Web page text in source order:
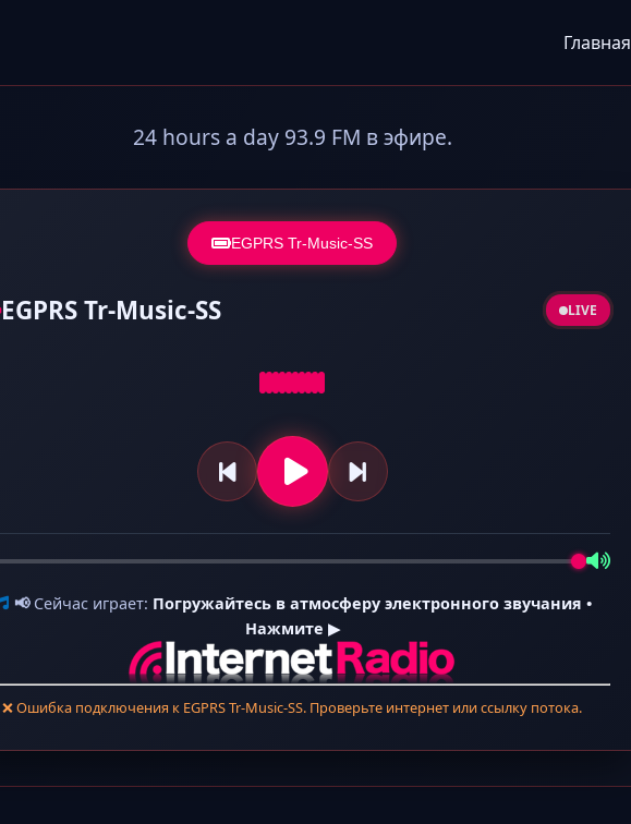
Главная
24 hours a day 93.9 FM в эфире.
EGPRS Tr-Music-SS
EGPRS Tr-Music-SS LIVE
📢 Сейчас играет: Погружайтесь в атмосферу электронного звучания •
Нажмите ▶
❌ Ошибка подключения к EGPRS Tr-Music-SS. Проверьте интернет или ссылку потока.